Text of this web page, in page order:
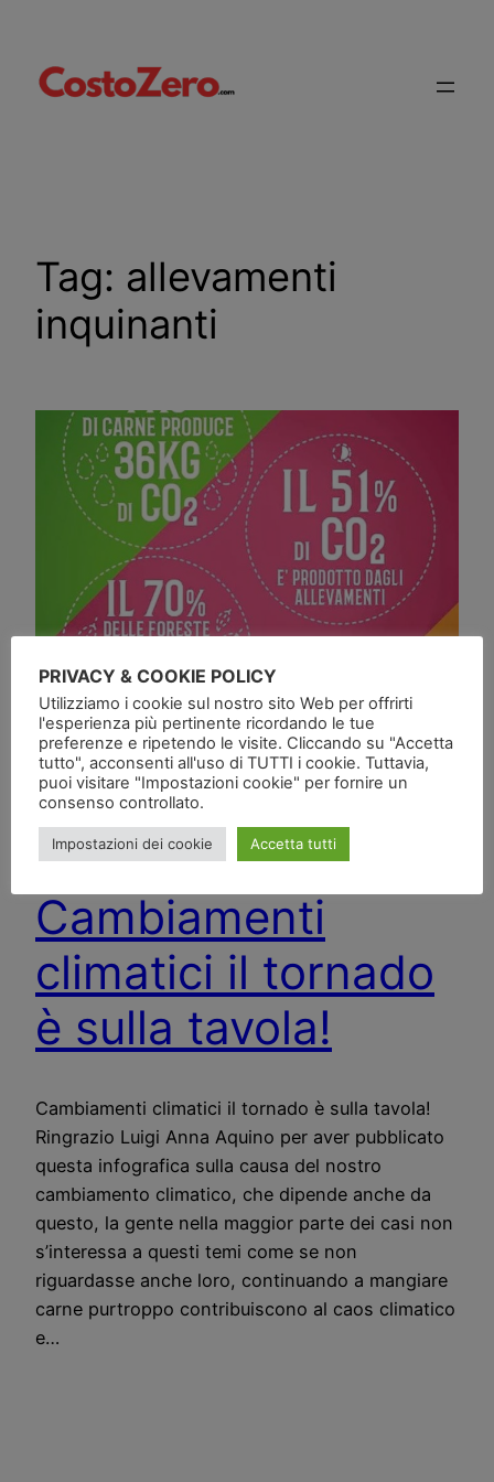
contenuto
Tag: allevamenti
inquinanti
Cambiamenti
climatici il tornado
è sulla tavola!
Cambiamenti climatici il tornado è sulla tavola!
Ringrazio Luigi Anna Aquino per aver pubblicato
questa infografica sulla causa del nostro
cambiamento climatico, che dipende anche da
questo, la gente nella maggior parte dei casi non
s’interessa a questi temi come se non
riguardasse anche loro, continuando a mangiare
carne purtroppo contribuiscono al caos climatico
e…
PRIVACY & COOKIE POLICY
Utilizziamo i cookie sul nostro sito Web per offrirti
l'esperienza più pertinente ricordando le tue
preferenze e ripetendo le visite. Cliccando su "Accetta
tutto", acconsenti all'uso di TUTTI i cookie. Tuttavia,
puoi visitare "Impostazioni cookie" per fornire un
consenso controllato.
Impostazioni dei cookie Accetta tutti